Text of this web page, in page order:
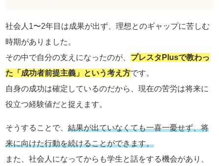
社会人1〜2年目は成果が出ず、理想とのギャップに苦しむ
時期がありました。
その中で自分の支えになったのが、 プレスタPlusで教わっ
た「成功者前提主義」という考え方です。
自身の成功は確定しているのだから、現在の苦労は将来に
役立つ経験値だと捉えます。
そうすることで、結果が出ていなくても一喜一憂せず、将
来に向けた行動を続けることができます。
また、社会人になってからも学生と話をする機会があり、